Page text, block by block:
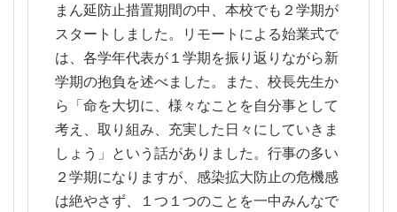
まん延防止措置期間の中、本校でも２学期が
スタートしました。リモートによる始業式で
は、各学年代表が１学期を振り返りながら新
学期の抱負を述べました。また、校長先生か
ら「命を大切に、様々なことを自分事として
考え、取り組み、充実した日々にしていきま
しょう」という話がありました。行事の多い
２学期になりますが、感染拡大防止の危機感
は絶やさず、１つ１つのことを一中みんなで